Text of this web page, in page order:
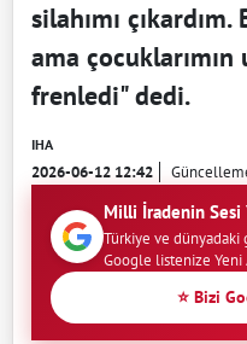
silahımı
ama çocuklarımın
frenledi" dedi.
IHA
2026-06-12 12:42
Milli İradenin Sesi
Türkiye ve
Google listenize
⭐ Bizi